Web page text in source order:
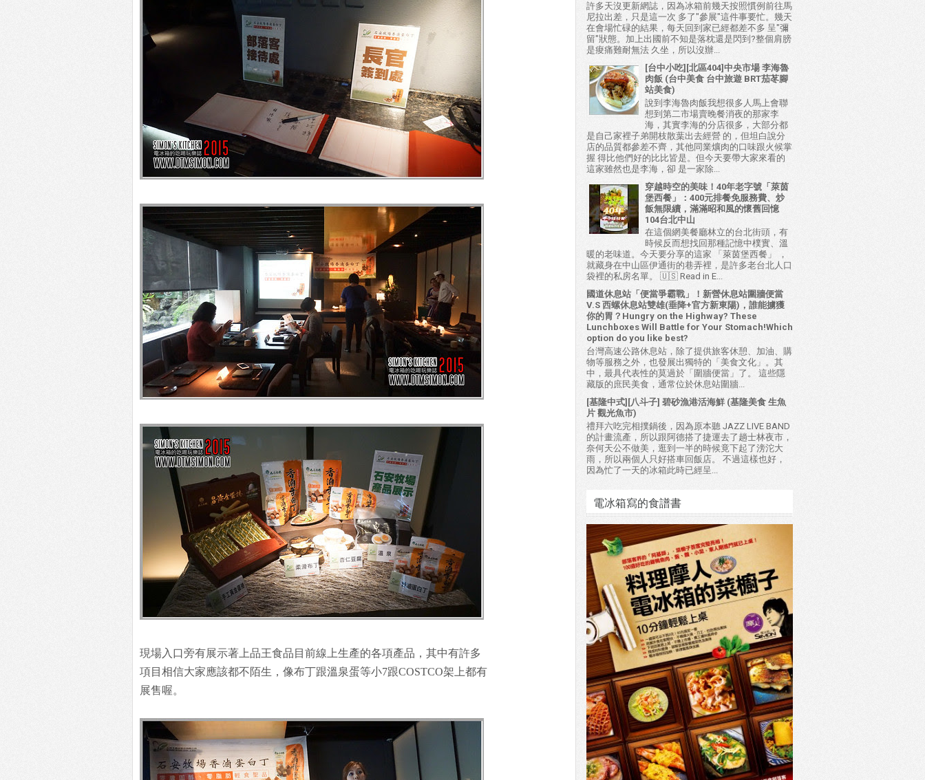
現場入口旁有展示著上品王食品目前線上生產的各項產品，其中有許多
項目相信大家應該都不陌生，像布丁跟溫泉蛋等小7跟COSTCO架上都有
展售喔。
許多天沒更新網誌，因為冰箱前幾天按照慣例前往馬
尼拉出差，只是這一次 多了"參展"這件事要忙。幾天
在會場忙碌的結果，每天回到家已經都差不多 呈"彌
留"狀態。加上出國前不知是落枕還是閃到?整個肩膀
是痠痛難耐無法 久坐，所以沒辦...
[台中小吃][北區404]中央市場 李海魯
肉飯 (台中美食 台中旅遊 BRT茄苳腳
站美食)
說到李海魯肉飯我想很多人馬上會聯
想到第二市場賣晚餐消夜的那家李
海，其實李海的分店很多，大部分都
是自己家裡子弟開枝散葉出去經營 的，但坦白說分
店的品質都參差不齊，其他同業爌肉的口味跟火候掌
握 得比他們好的比比皆是。但今天要帶大家來看的
這家雖然也是李海，卻 是一家除...
穿越時空的美味！40年老字號「萊茵
堡西餐」：400元排餐免服務費、炒
飯無限續，滿滿昭和風的懷舊回憶
104台北中山
在這個網美餐廳林立的台北街頭，有
時候反而想找回那種記憶中樸實、溫
暖的老味道。今天要分享的這家 「萊茵堡西餐」 ，
就藏身在中山區伊通街的巷弄裡，是許多老台北人口
袋裡的私房名單。 🇺🇸 Read in E...
國道休息站「便當爭霸戰」！新營休息站圍牆便當
V.S 西螺休息站雙雄(垂降+官方新東陽)，誰能擄獲
你的胃？Hungry on the Highway? These
Lunchboxes Will Battle for Your Stomach!Which
option do you like best?
台灣高速公路休息站，除了提供旅客休憩、加油、購
物等服務之外，也發展出獨特的「美食文化」。其
中，最具代表性的莫過於「圍牆便當」了。 這些隱
藏版的庶民美食，通常位於休息站圍牆...
[基隆中式][八斗子] 碧砂漁港活海鮮 (基隆美食 生魚
片 觀光魚市)
禮拜六吃完相撲鍋後，因為原本聽 JAZZ LIVE BAND
的計畫流產，所以跟阿德搭了捷運去了趟士林夜市，
奈何天公不做美，逛到一半的時候竟下起了滂沱大
雨，所以兩個人只好搭車回飯店。 不過這樣也好，
因為忙了一天的冰箱此時已經呈...
電冰箱寫的食譜書